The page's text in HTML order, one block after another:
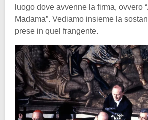
luogo dove avvenne la firma, ovvero
Madama”. Vediamo insieme la
prese in quel frangente.